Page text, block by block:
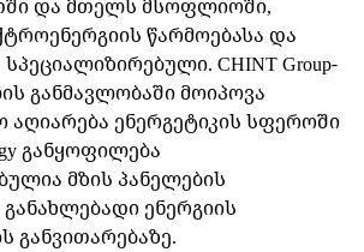
და მთელს მსოფლიოში,
წარმოებასა და
CHINT Group-
განმავლობაში მოიპოვა
ენერგეტიკის სფეროში
განყოფილება
მზის პანელების
ენერგიის
განვითარებაზე.